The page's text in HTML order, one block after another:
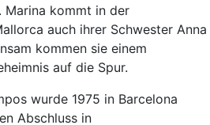
Marina kommt in der
auch ihrer Schwester Anna
kommen sie einem
auf die Spur.
wurde 1975 in Barcelona
Abschluss in